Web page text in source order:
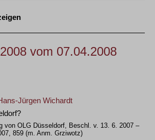
vom 07.04.2008
Jürgen Wichardt
von OLG Düsseldorf, Beschl. v. 13. 6. 2007 –
859 (m. Anm. Grziwotz)